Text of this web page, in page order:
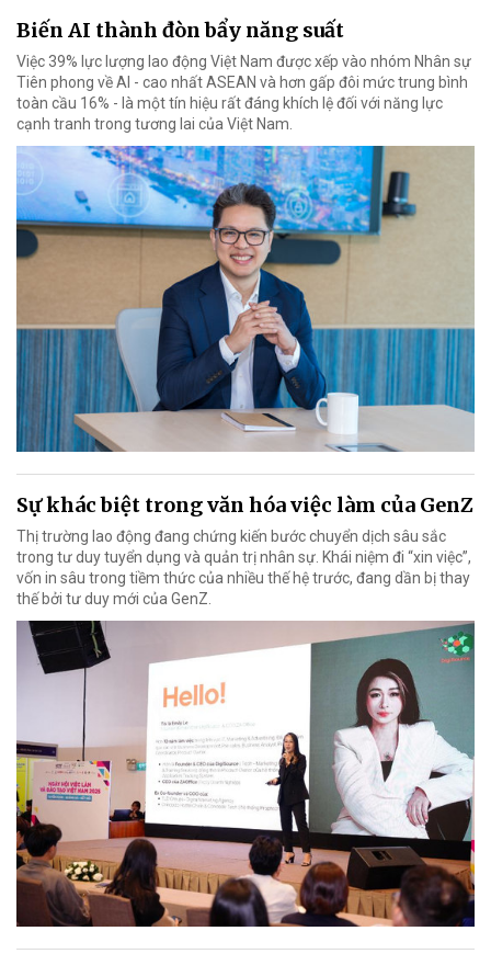
Biến AI thành đòn bẩy năng suất
Việc 39% lực lượng lao động Việt Nam được xếp vào nhóm Nhân sự
Tiên phong về AI - cao nhất ASEAN và hơn gấp đôi mức trung bình
toàn cầu 16% - là một tín hiệu rất đáng khích lệ đối với năng lực
cạnh tranh trong tương lai của Việt Nam.
Sự khác biệt trong văn hóa việc làm của GenZ
Thị trường lao động đang chứng kiến bước chuyển dịch sâu sắc
trong tư duy tuyển dụng và quản trị nhân sự. Khái niệm đi “xin việc”,
vốn in sâu trong tiềm thức của nhiều thế hệ trước, đang dần bị thay
thế bởi tư duy mới của GenZ.